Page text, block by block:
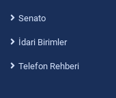
Senato
İdari Birimler
Telefon Rehberi